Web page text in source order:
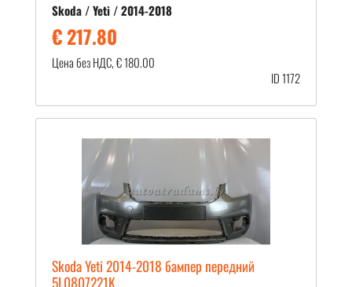
Skoda / Yeti / 2014-2018
€ 217.80
Цена без НДС, € 180.00
ID 1172
Skoda Yeti 2014-2018 бампер передний
5L0807221K